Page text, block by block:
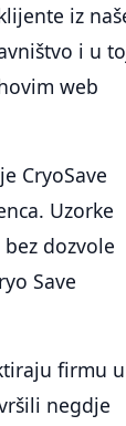
iz
i u
web
CryoSave
Uzorke
dozvole
Save
firmu u
negdje